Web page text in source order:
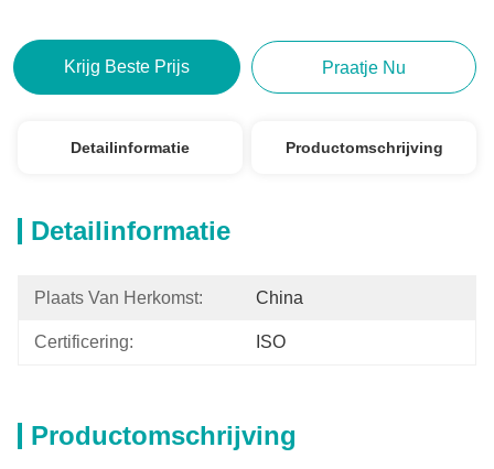
Krijg Beste Prijs Praatje Nu
Detailinformatie Productomschrijving
Detailinformatie
Plaats Van Herkomst: China
Certificering: ISO
Productomschrijving